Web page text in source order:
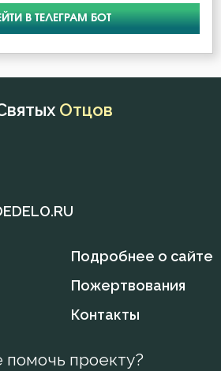
В ТЕЛЕГРАМ БОТ
Отцов
Подробнее о сайте
Пожертвования
Контакты
помочь проекту?